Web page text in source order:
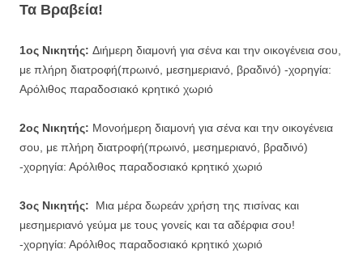
Τα Βραβεία!
1ος Νικητής: Διήμερη διαμονή για σένα και την οικογένεια σου,
με πλήρη διατροφή(πρωινό, μεσημεριανό, βραδινό) -χορηγία:
Αρόλιθος παραδοσιακό κρητικό χωριό
2ος Νικητής: Μονοήμερη διαμονή για σένα και την οικογένεια
σου, με πλήρη διατροφή(πρωινό, μεσημεριανό, βραδινό)
-χορηγία: Αρόλιθος παραδοσιακό κρητικό χωριό
3ος Νικητής: Μια μέρα δωρεάν χρήση της πισίνας και
μεσημεριανό γεύμα με τους γονείς και τα αδέρφια σου!
-χορηγία: Αρόλιθος παραδοσιακό κρητικό χωριό